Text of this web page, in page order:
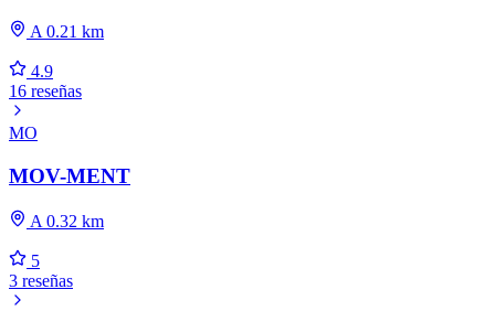
A 0.21 km
4.9
16 reseñas
MO
MOV-MENT
A 0.32 km
5
3 reseñas